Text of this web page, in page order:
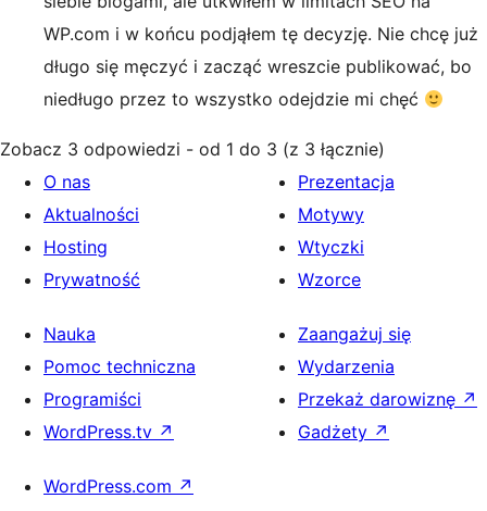
WP.com i w końcu podjąłem tę decyzję. Nie chcę już
długo się męczyć i zacząć wreszcie publikować, bo
niedługo przez to wszystko odejdzie mi chęć
Zobacz 3 odpowiedzi - od 1 do 3 (z 3 łącznie)
O nas
Aktualności
Hosting
Prywatność
Prezentacja
Motywy
Wtyczki
Wzorce
Nauka
Pomoc techniczna
Programiści
WordPress.tv ↗
Zaangażuj się
Wydarzenia
Przekaż darowiznę ↗
Gadżety ↗
WordPress.com ↗